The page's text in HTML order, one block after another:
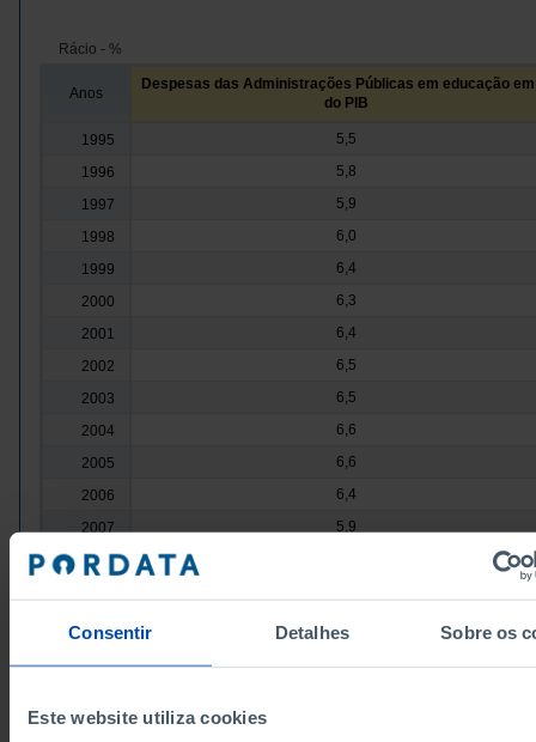
Consentir Detalhes Sobre os
Este website utiliza cookies
Rácio - %
Anos
Despesas das Administrações Públicas em educação
do PIB
1995
5,5
1996
5,8
1997
5,9
1998
6,0
1999
6,4
2000
6,3
2001
6,4
2002
6,5
2003
6,5
2004
6,6
2005
6,6
2006
6,4
2007
5,9
2008
2013